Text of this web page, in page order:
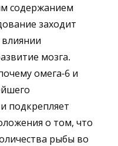
содержанием
заходит
мозга.
омега-6 и
подкрепляет
о том, что
рыбы во